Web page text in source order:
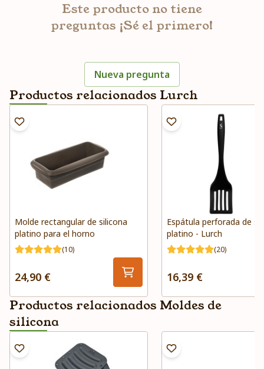
Este producto no tiene
preguntas ¡Sé el primero!
Nueva pregunta
Productos relacionados Lurch
Molde rectangular de silicona
platino para el horno
(10)
24,90 €
Espátula perforada de
platino - Lurch
(20)
16,39 €
Productos relacionados Moldes de
silicona